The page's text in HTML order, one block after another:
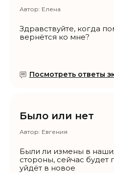
Автор: Елена
Здравствуйте, когда
вернётся ко мне?
Посмотреть ответы
Было или нет
Автор: Евгения
Были ли измены в
стороны, сейчас будет
уйдёт в новое